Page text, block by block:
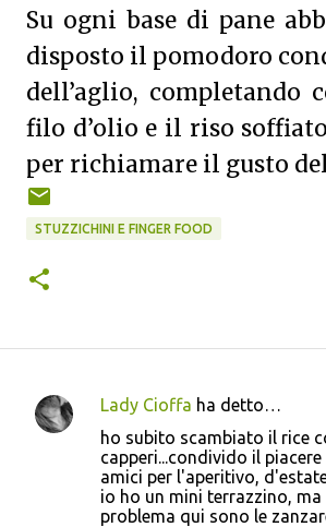
Su ogni base di pane
disposto il pomodoro
dell’aglio, completando
filo d’olio e il riso
per richiamare il gusto
STUZZICHINI E FINGER FOOD
C
Lady Cioffa ha detto…
ho subito scambiato il rice
capperi...condivido il
amici per l'aperitivo,
io ho un mini terrazzino,
problema qui sono le